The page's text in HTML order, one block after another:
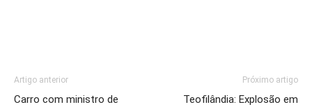
Artigo anterior
Carro com ministro de
Próximo artigo
Teofilândia: Explosão em